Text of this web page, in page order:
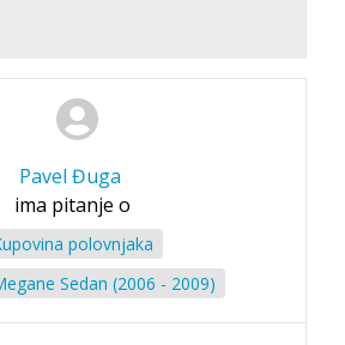
Pavel Đuga
ima pitanje o
polovnjaka
Sedan (2006 - 2009)